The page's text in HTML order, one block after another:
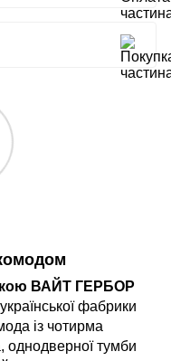
ВАЙТ ГЕРБОР
української фабрики
із чотирма
однодверної тумби